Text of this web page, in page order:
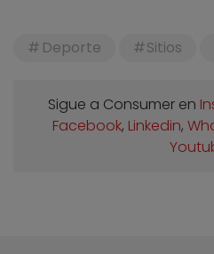
Deporte Sitios
Sigue a Consumer en
Facebook, Linkedin,